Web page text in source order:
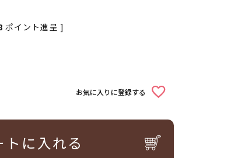
ポイント進呈 ]
お気に入りに登録する
トに入れる